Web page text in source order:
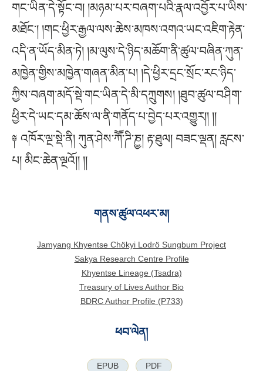
གང་ཡིན་དེ་སྟོང་བ། །མཉམ་པར་བཞག་པའི་རྣལ་འབྱོར་པ་ཡིས་
མཐོང་། །གང་ཕྱིར་རྒྱལ་ལས་ཆེས་མཁས་འགའ་ཡང་འཇིག་རྟེན་
འདི་ན་ཡོད་མིན་ཏེ། །མ་ལུས་དེ་ཉིད་མཆོག་ནི་ཚུལ་བཞིན་ཀུན་
མཁྱེན་གྱིས་མཁྱེན་གཞན་མིན་པ། །དེ་ཕྱིར་དྲང་སྲོང་རང་ཉིད་
ཀྱིས་བཞག་མདོ་སྡེ་གང་ཡིན་དེ་མི་དཀྲུགས། །ཐུབ་ཚུལ་བཤིག་
ཕྱིར་དེ་ཡང་དམ་ཆོས་ལ་ནི་གནོད་པ་བྱེད་པར་འགྱུར།། །།
༈ འཁོར་ལྔ་སྡེ་ནི། ཀུན་ཤེས་ཀཽ་ཌི་ཎྱ། རྟ་ཐུལ། བཟང་ལྡན། རླངས་
པ། མིང་ཆེན་ལྔའོ།། །།
གནས་ཚུལ་འཕར་མ།
Jamyang Khyentse Chökyi Lodrö Sungbum Project
Sakya Research Centre Profile
Khyentse Lineage (Tsadra)
Treasury of Lives Author Bio
BDRC Author Profile (P733)
ཕབ་ལེན།
EPUB PDF